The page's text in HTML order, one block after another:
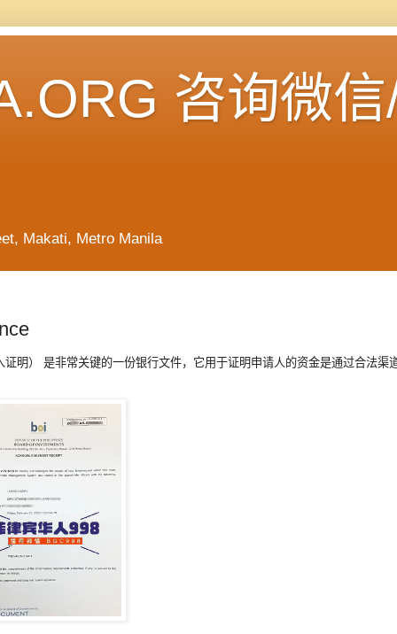
咨询微
Makati, Metro Manila
明） 是非常关键的一份银行文件，它用于证明申请人的资金是通过合法渠